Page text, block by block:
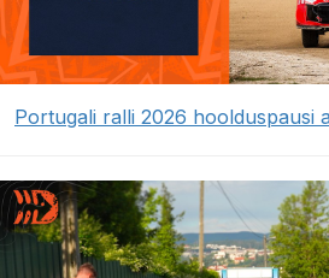
Portugali ralli 2026 hoolduspausi